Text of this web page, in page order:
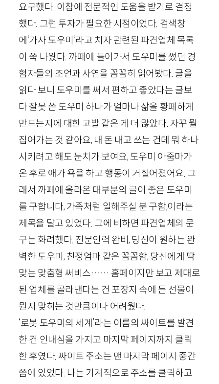
요구했다. 이참에 전문적인 도움을 받기로 결정
했다. 그런 투자가 필요한 시점이었다. 검색창
에‘가사 도우미’라고 치자 관련된 파견업체 목록
이 쭉 나왔다. 까페에 들어가서 도우미를 썼던 경
험자들의 조언과 사연을 꼼꼼히 읽어봤다. 글을
읽다 보니 도우미를 써서 편하고 좋았다는 글보
다 잘못 쓴 도우미 하나가 얼마나 삶을 황폐하게
만드는지에 대한 고발 같은 게 더 많았다. 자꾸 뭘
집어가는 것 같아요, 내 돈 내고 쓰는 건데 뭐 하나
시키려고 해도 눈치가 보여요, 도우미 아줌마가
온 후로 애가 욕을 하고 행동이 거칠어졌어요. 그
래서 까페에 올라온 대부분의 글이 좋은 도우미
를 구합니다, 가족처럼 일해주실 분 구함,이라는
제목을 달고 있었다. 그에 비하면 파견업체의 문
구는 화려했다. 전문인력 완비, 당신이 원하는 완
벽한 도우미, 친정엄마 같은 꼼꼼함, 당신에게 딱
맞는 맞춤형 써비스…… 홈페이지만 보고 제대로
된 업체를 골라낸다는 건 포장지 속에 든 선물이
뭔지 맞히는 것만큼이나 어려웠다.
‘로봇 도우미의 세계’라는 이름의 싸이트를 발견
한 건 인내심을 가지고 마지막 페이지까지 클릭
한 후였다. 싸이트 주소는 맨 마지막 페이지 중간
쯤에 있었다. 나는 기계적으로 주소를 클릭하고